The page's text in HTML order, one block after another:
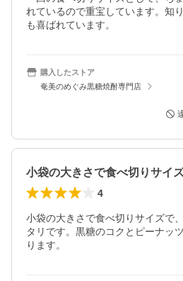
れているので重宝しています。知
も喜ばれています。
購入したストア
奄美のめぐみ黒糖焼酎専門店
4
小袋の大きさで食べ切りサイズで
タリです。黒糖のコクとピーナッ
ります。